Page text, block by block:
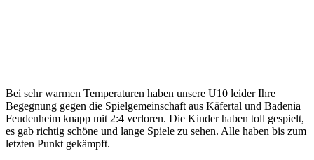
Bei sehr warmen Temperaturen haben unsere U10 leider Ihre
Begegnung gegen die Spielgemeinschaft aus Käfertal und Badenia
Feudenheim knapp mit 2:4 verloren. Die Kinder haben toll gespielt,
es gab richtig schöne und lange Spiele zu sehen. Alle haben bis zum
letzten Punkt gekämpft.